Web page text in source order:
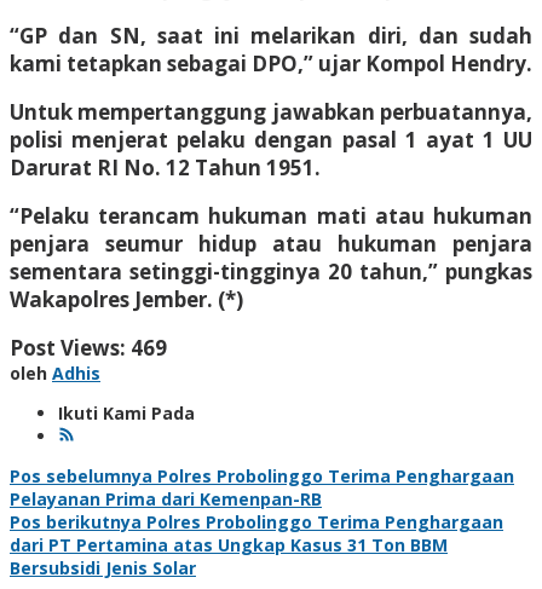
“GP dan SN, saat ini melarikan diri, dan sudah
kami tetapkan sebagai DPO,” ujar Kompol Hendry.
Untuk mempertanggung jawabkan perbuatannya,
polisi menjerat pelaku dengan pasal 1 ayat 1 UU
Darurat RI No. 12 Tahun 1951.
“Pelaku terancam hukuman mati atau hukuman
penjara seumur hidup atau hukuman penjara
sementara setinggi-tingginya 20 tahun,” pungkas
Wakapolres Jember. (*)
Post Views: 469
oleh Adhis
Ikuti Kami Pada
Navigasi
pos
Pos sebelumnya Polres Probolinggo Terima Penghargaan
Pelayanan Prima dari Kemenpan-RB
Pos berikutnya Polres Probolinggo Terima Penghargaan
dari PT Pertamina atas Ungkap Kasus 31 Ton BBM
Bersubsidi Jenis Solar